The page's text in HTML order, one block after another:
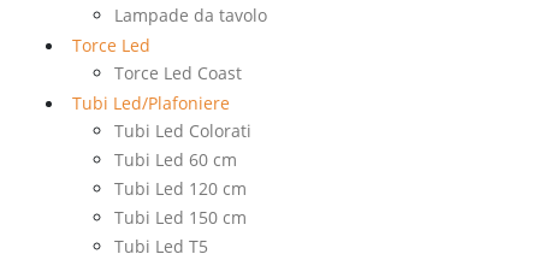
Lampade da tavolo
Torce Led
Torce Led Coast
Tubi Led/Plafoniere
Tubi Led Colorati
Tubi Led 60 cm
Tubi Led 120 cm
Tubi Led 150 cm
Tubi Led T5